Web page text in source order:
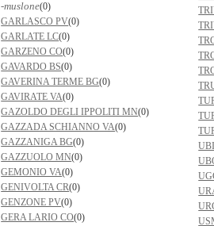
-muslone(0)
GARLASCO PV(0)
GARLATE LC(0)
GARZENO CO(0)
GAVARDO BS(0)
GAVERINA TERME BG(0)
GAVIRATE VA(0)
GAZOLDO DEGLI IPPOLITI MN(0)
GAZZADA SCHIANNO VA(0)
GAZZANIGA BG(0)
GAZZUOLO MN(0)
GEMONIO VA(0)
GENIVOLTA CR(0)
GENZONE PV(0)
GERA LARIO CO(0)